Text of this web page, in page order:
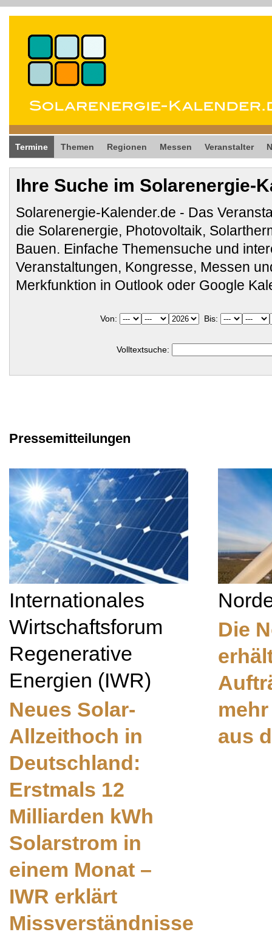
Termine Themen Regionen Messen Veranstalter
Ihre Suche im Solarenergie-
Solarenergie-Kalender.de - Das
die Solarenergie, Photovoltaik,
Bauen. Einfache Themensuche und
Veranstaltungen, Kongresse, Messen
Merkfunktion in Outlook oder Google
Von: Bis:
Volltextsuche:
Pressemitteilungen
Internationales
Wirtschaftsforum
Regenerative
Energien (IWR)
Neues Solar-
Allzeithoch in
Deutschland:
Erstmals 12
Milliarden kWh
Solarstrom in
einem Monat –
IWR erklärt
Missverständnisse
Die
aus